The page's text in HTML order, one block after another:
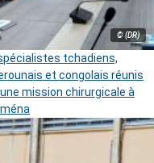
© (DR)
tchadiens,
et congolais réunis
mission chirurgicale à